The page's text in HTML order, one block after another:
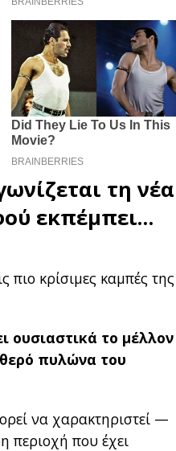
τη νέα
εκπέμπει…
πιο κρίσιμες καμπές της
ουσιαστικά το μέλλον
πυλώνα του
να χαρακτηριστεί —
περιοχή που έχει